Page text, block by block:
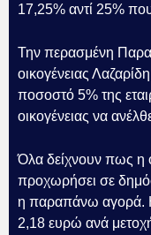
17,25% αντί 25%
Την περασμένη
οικογένειας
ποσοστό 5% της
οικογένειας να
Όλα δείχνουν πως η
προχωρήσει σε
η παραπάνω αγορά. Η
2,18 ευρώ ανά